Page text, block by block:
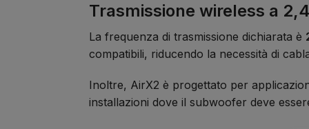
Trasmissione wireless a
La frequenza di trasmissione dichiarata è
compatibili, riducendo la necessità di
Inoltre, AirX2 è progettato per
installazioni dove il subwoofer deve